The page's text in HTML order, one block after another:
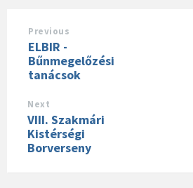
Previous
ELBIR -
Bűnmegelőzési
tanácsok
Next
VIII. Szakmári
Kistérségi
Borverseny